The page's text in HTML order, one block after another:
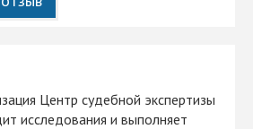
Центр судебной экспертизы
исследования и выполняет